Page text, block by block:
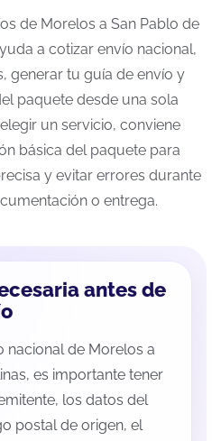
de Morelos a San Pablo de
a cotizar envío nacional,
generar tu guía de envío y
paquete desde una sola
un servicio, conviene
básica del paquete para
y evitar errores durante
o entrega.
antes de
nacional de Morelos a
es importante tener
los datos del
postal de origen, el